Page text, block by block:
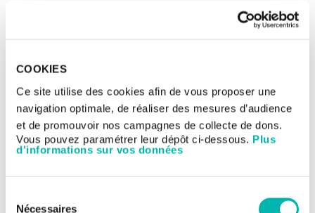
COOKIES
Ce site utilise des cookies afin de vous proposer une
navigation optimale, de réaliser des mesures d’audience
et de promouvoir nos campagnes de collecte de dons.
Vous pouvez paramétrer leur dépôt ci-dessous. Plus
d'informations sur vos données
Nécessaires
Parce que La Plagne c'est avant tout une histoire d'hommes et
chaque année, la station savoyarde veut mettre à profit son
cancer. Avec ce partenariat, La Plagne s'engage sans faille aux
côtés de Gustave Roussy pour la promotion du sport comme
arme contre la maladie.
Temps forts et actions solidaires à La
Plagne
Au départ de Plagne Centre, deux courses solidaires de 8 km
(chronométrée) et de 5 km (course/marche) sur neige, au profit